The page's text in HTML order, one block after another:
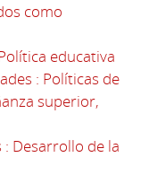
como
educativa
: Políticas de
superior,
Desarrollo de la